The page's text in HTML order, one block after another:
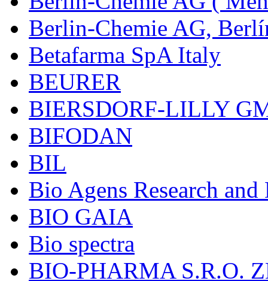
Berlin-Chemie AG,
Betafarma SpA Italy
BEURER
BIERSDORF-LILLY
BIFODAN
BIL
Bio Agens Research
BIO GAIA
Bio spectra
BIO-PHARMA S.R.O.